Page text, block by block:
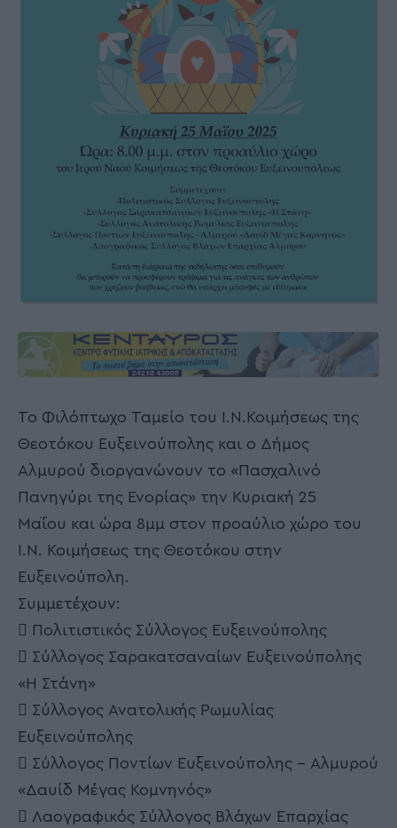
Το Φιλόπτωχο Ταμείο του Ι.Ν.Κοιμήσεως της
Θεοτόκου Ευξεινούπολης και ο Δήμος
Αλμυρού διοργανώνουν το «Πασχαλινό
Πανηγύρι της Ενορίας» την Κυριακή 25
Μαΐου και ώρα 8μμ στον προαύλιο χώρο του
Ι.Ν. Κοιμήσεως της Θεοτόκου στην
Ευξεινούπολη.
Συμμετέχουν:
 Πολιτιστικός Σύλλογος Ευξεινούπολης
 Σύλλογος Σαρακατσαναίων Ευξεινούπολης
«Η Στάνη»
 Σύλλογος Ανατολικής Ρωμυλίας
Ευξεινούπολης
 Σύλλογος Ποντίων Ευξεινούπολης – Αλμυρού
«Δαυίδ Μέγας Κομνηνός»
 Λαογραφικός Σύλλογος Βλάχων Επαρχίας